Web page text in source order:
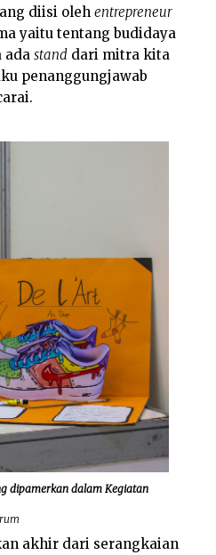
diisi oleh entrepreneur
yaitu tentang budidaya
ada standdari mitra kita
penanggungjawab
dipamerkan dalam Kegiatan
akhir dari serangkaian